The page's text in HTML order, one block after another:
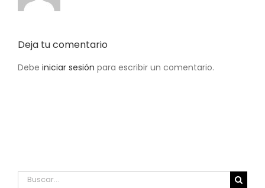
Deja tu comentario
Debe iniciar sesión para escribir un comentario.
Buscar: